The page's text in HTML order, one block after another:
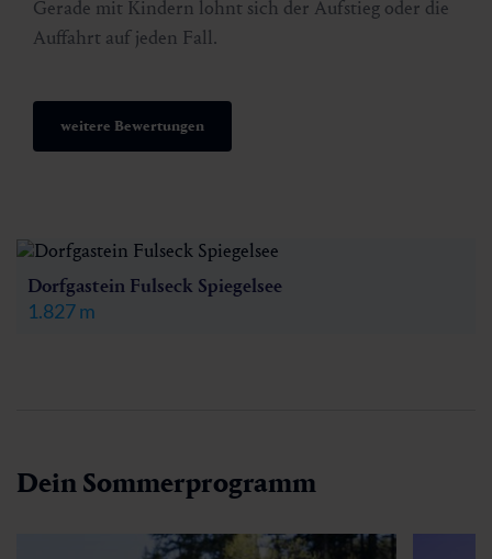
Gerade mit Kindern lohnt sich der Aufstieg oder die
Auffahrt auf jeden Fall.
weitere Bewertungen
Dorfgastein Fulseck Spiegelsee
1.827 m
Dein Sommerprogramm